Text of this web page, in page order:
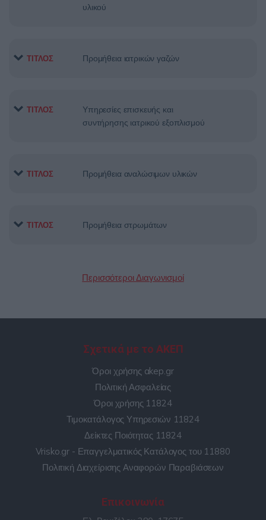
υλικού
ΤΙΤΛΟΣ Προμήθεια ιατρικών γαζών
ΤΙΤΛΟΣ
Υπηρεσίες επισκευής και
συντήρησης ιατρικού εξοπλισμού
ΤΙΤΛΟΣ Προμήθεια αναλώσιμων υλικών
ΤΙΤΛΟΣ Προμήθεια στρωμάτων
Περισσότεροι Διαγωνισμοί
Σχετικά με το ΑΚΕΠ
Όροι χρήσης akep.gr
Πολιτική Ασφαλείας
Όροι χρήσης 11824
Τιμοκατάλογος Υπηρεσιών 11824
Δείκτες Ποιότητας 11824
Vrisko.gr - Επαγγελματικός Κατάλογος του 11880
Πολιτική Διαχείρισης Αναφορών Παραβιάσεων
Επικοινωνία